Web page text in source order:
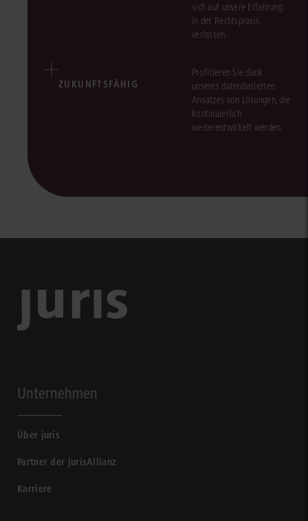
sich auf unsere Erfahrung
in der Rechtspraxis
verlassen.
ZUKUNFTSFÄHIG
Profitieren Sie dank
unseres datenbasierten
Ansatzes von Lösungen, die
kontinuierlich
weiterentwickelt werden.
Unternehmen
Über juris
Partner der jurisAllianz
Karriere